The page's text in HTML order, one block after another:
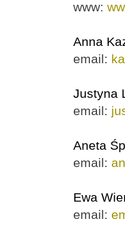
www:
Anna
email:
Justyna
email:
Aneta
email:
Ewa
email: